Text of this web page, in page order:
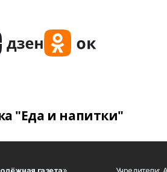
"Еда и напитки"